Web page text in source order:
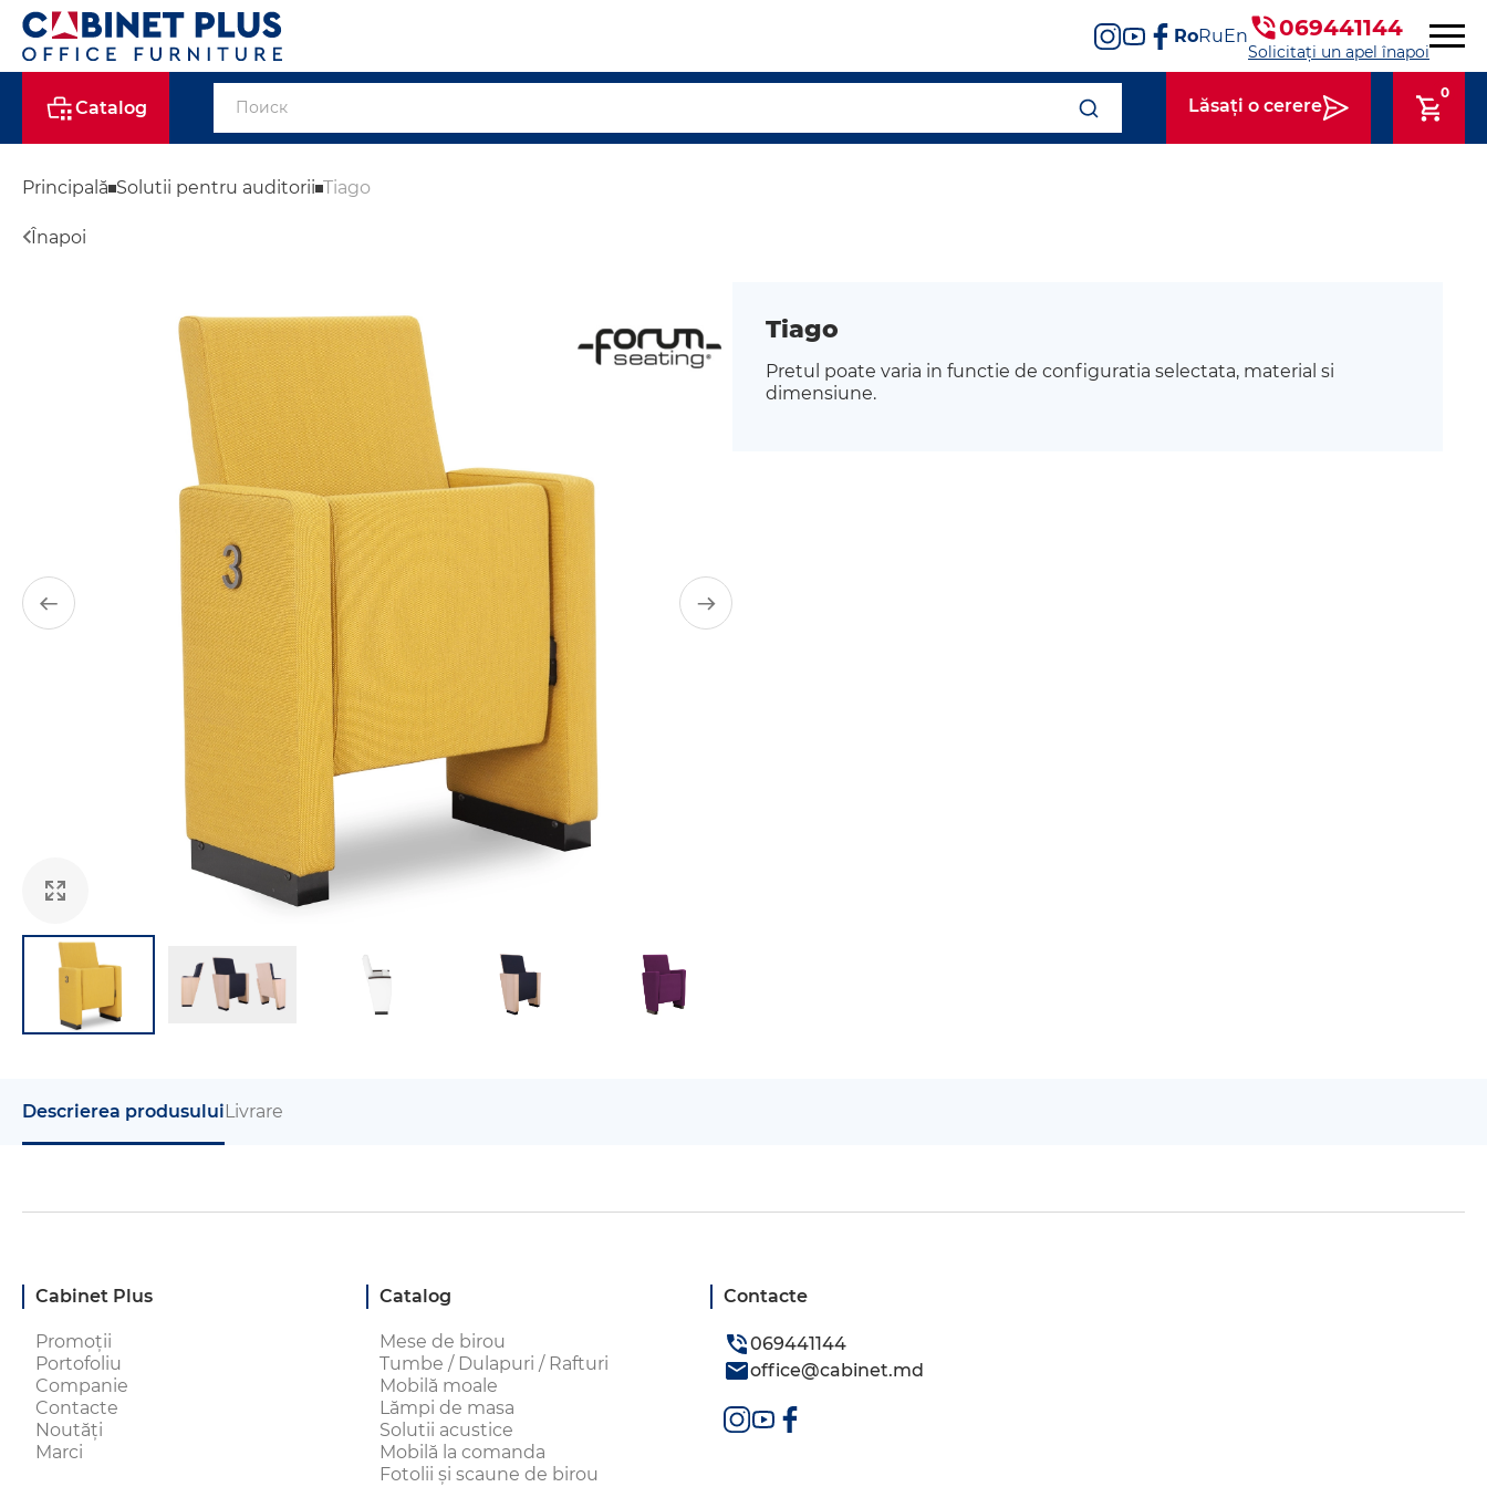
RoRuEn 069441144
Solicitați un apel înapoi
Catalog Lăsați o cerere
0
Principală Solutii pentru auditorii Tiago
Înapoi
Tiago
Pretul poate varia in functie de configuratia selectata, material si
dimensiune.
Descrierea produsuluiLivrare
Cabinet Plus
Promoții
Portofoliu
Companie
Contacte
Noutăți
Marci
Catalog
Mese de birou
Tumbe / Dulapuri / Rafturi
Mobilă moale
Lămpi de masa
Solutii acustice
Mobilă la comanda
Fotolii și scaune de birou
Contacte
069441144
office@cabinet.md